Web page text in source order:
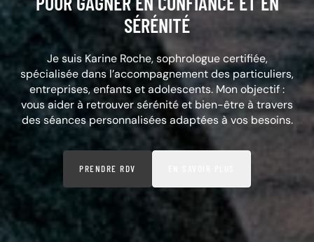
SÉRÉNITÉ
Je suis Karine Roche, sophrologue certifiée,
spécialisée dans l’accompagnement des particuliers,
entreprises, enfants et adolescents. Mon objectif :
vous aider à retrouver sérénité et bien-être à travers
des séances personnalisées adaptées à vos besoins.
PRENDRE RDV